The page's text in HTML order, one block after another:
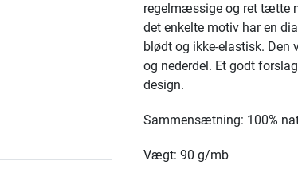
regelmæssige og ret tætte
det enkelte motiv har en
blødt og ikke-elastisk. Den
og nederdel. Et godt
design.
Sammensætning: 100%
Vægt: 90 g/mb